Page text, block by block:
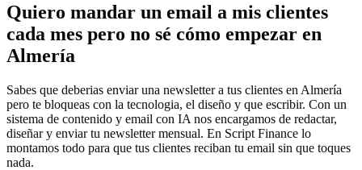
Quiero mandar un email a mis clientes
cada mes pero no sé cómo empezar en
Almería
Sabes que deberias enviar una newsletter a tus clientes en Almería
pero te bloqueas con la tecnologia, el diseño y que escribir. Con un
sistema de contenido y email con IA nos encargamos de redactar,
diseñar y enviar tu newsletter mensual. En Script Finance lo
montamos todo para que tus clientes reciban tu email sin que toques
nada.